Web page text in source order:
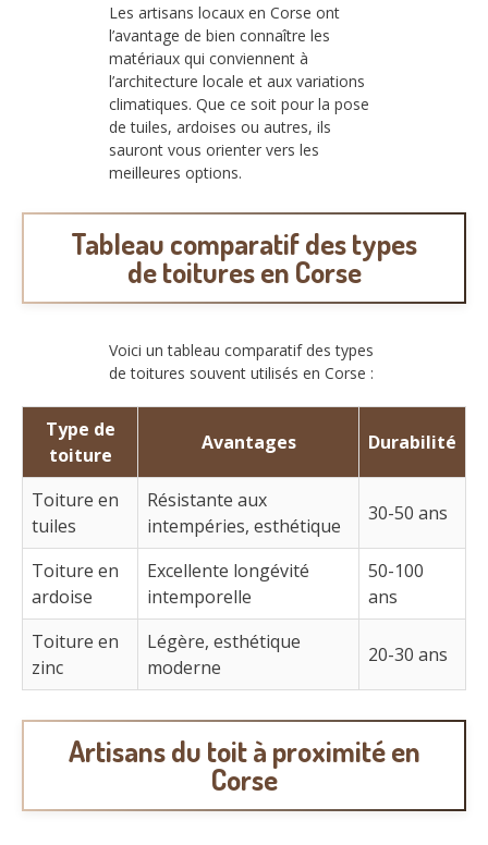
Les artisans locaux en Corse ont
l’avantage de bien connaître les
matériaux qui conviennent à
l’architecture locale et aux variations
climatiques. Que ce soit pour la pose
de tuiles, ardoises ou autres, ils
sauront vous orienter vers les
meilleures options.
Tableau comparatif des types
de toitures en Corse
Voici un tableau comparatif des types
de toitures souvent utilisés en Corse :
Type de
toiture
Avantages Durabilité
Toiture en
tuiles
Résistante aux
intempéries, esthétique
30-50 ans
Toiture en
ardoise
Excellente longévité
intemporelle
50-100
ans
Toiture en
zinc
Légère, esthétique
moderne
20-30 ans
Artisans du toit à proximité en
Corse